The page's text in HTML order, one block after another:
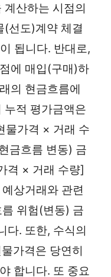
산하는 시점의
(선도)계약 체결
됩니다. 반대로,
에 매입(구매)하
의 현금흐름에
누적 평가금액은
물가격 × 거래 수
금흐름 변동) 금
격 × 거래 수량]
상거래와 관련
위험(변동) 금
다. 또한, 수식의
가격은 당연히
합니다. 또 중요